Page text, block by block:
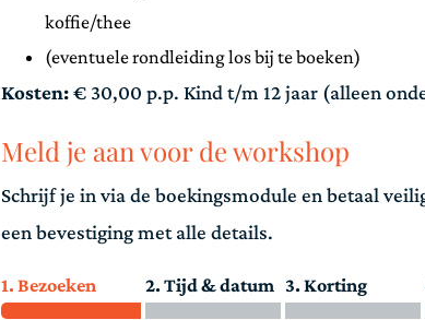
koffie/thee
(eventuele rondleiding los bij te boeken)
Kosten:€ 30,00 p.p. Kind t/m 12 jaar (alleen
Meld je aan voor de workshop
Schrijf je in via de boekingsmodule en betaal
een bevestiging met alle details.
1. Bezoeken 2. Tijd & datum 3. Korting